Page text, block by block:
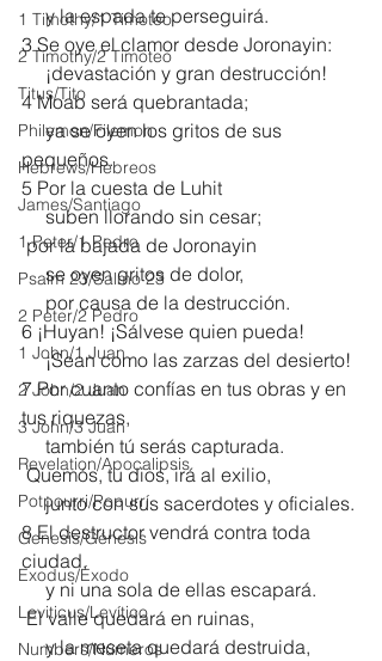
1 Timothy/1 Timoteo
2 Timothy/2 Timoteo
Titus/Tito
Philemon/Filemon
Hebrews/Hebreos
James/Santiago
1 Peter/1 Pedro
Psalm 23/Salmo 23
2 Peter/2 Pedro
1 John/1 Juan
2 John/2 Juan
3 John/3 Juan
Revelation/Apocalipsis
Potpourri/Popurrí
Genesis/Génesis
Exodus/Éxodo
Leviticus/Levítico
Numbers/Números
     y la espada te perseguirá.
3 Se oye el clamor desde Joronayin:
     ¡devastación y gran destrucción!
4 Moab será quebrantada;
     ya se oyen los gritos de sus
pequeños.
5 Por la cuesta de Luhit
     suben llorando sin cesar;
por la bajada de Joronayin
     se oyen gritos de dolor,
     por causa de la destrucción.
6 ¡Huyan! ¡Sálvese quien pueda!
     ¡Sean como las zarzas del desierto!
7 Por cuanto confías en tus obras y en
tus riquezas,
     también tú serás capturada.
Quemós, tu dios, irá al exilio,
     junto con sus sacerdotes y oficiales.
8 El destructor vendrá contra toda
ciudad,
     y ni una sola de ellas escapará.
El valle quedará en ruinas,
     y la meseta quedará destruida,